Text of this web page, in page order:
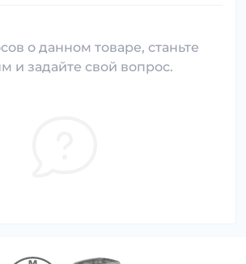
о данном товаре, станьте
и задайте свой вопрос.